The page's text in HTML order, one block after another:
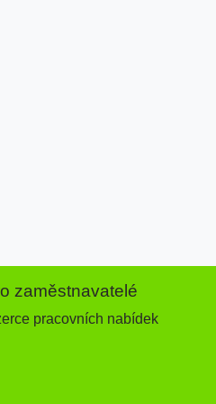
zaměstnavatelé
pracovních nabídek